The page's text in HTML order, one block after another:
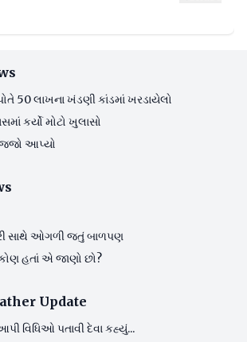
50 લાખના ખંડણી કાંડમાં ખરડાયેલો
કર્યો મોટો ખુલાસો
આપ્યો
સાથે ઓગળી જતું બાળપણ
હતાં એ જાણો છો?
Update
વિધિઓ પતાવી દેવા કહ્યું...